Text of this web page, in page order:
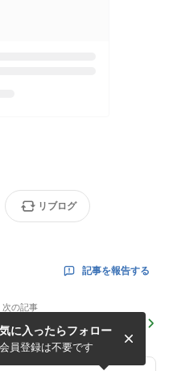
リブログ
記事を報告する
次の記事
明治安田生命の国債に関する
愚かな判断
気に入ったらフォロー
会員登録は不要です